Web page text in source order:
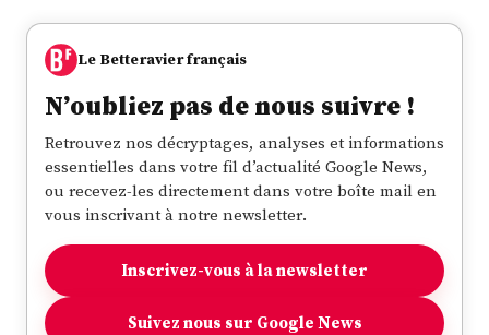
Le Betteravier français
N’oubliez pas de nous suivre !
Retrouvez nos décryptages, analyses et informations
essentielles dans votre fil d’actualité Google News,
ou recevez-les directement dans votre boîte mail en
vous inscrivant à notre newsletter.
Inscrivez-vous à la newsletter
Suivez nous sur Google News